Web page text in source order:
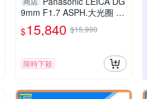
9mm F1.7 ASPH.大光圈 廣
角定焦 微距(公司貨)
$15,840 $15,990
限時下殺